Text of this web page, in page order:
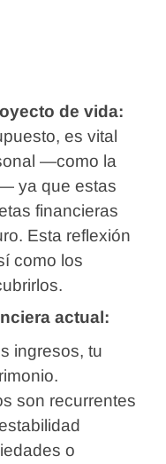
de vida:
es vital
—como la
ya que estas
financieras
Esta reflexión
como los
actual:
ingresos, tu
son recurrentes
o